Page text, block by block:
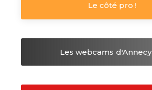
Le côté pro !
Les webcams d'Annecy